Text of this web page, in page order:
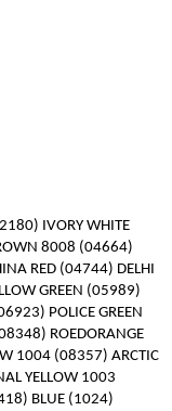
IVORY WHITE
8008 (04664)
RED (04744) DELHI
GREEN (05989)
POLICE GREEN
ROEDORANGE
1004 (08357) ARCTIC
YELLOW 1003
BLUE (1024)